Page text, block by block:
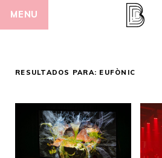
MENU
RESULTADOS PARA: EUFÒNIC